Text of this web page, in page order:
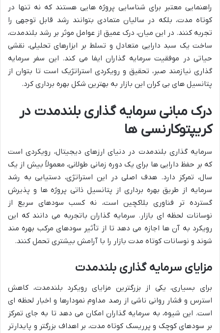
راهنمایی معتبر برای شناسایی پروژه هایی هستند که نه تنها در
کوتاه مدت، بلکه در سالیان متمادی بتوانند رشد قابل توجهی را
تجربه کنند. در این میان، درک عمیق از عوامل موثر بر رشد بلندمدت،
ساخت یک سبد دارایی متعادل و تسلط بر ابزارهای تحلیلی، نقشی
حیاتی در موفقیت سرمایه گذاران ایفا می کند. این سفر سرمایه
گذاری نیازمند صبر، تحقیق و رویکردی استراتژیک است تا بتوان از
پتانسیل های بی کران این بازار به بهترین شکل بهره برداری کرد.
درک مبانی سرمایه گذاری بلندمدت در
کریپتوکارنسی ها
سرمایه گذاری بلندمدت در دنیای ارزهای دیجیتال، رویکردی است
که بر حفظ دارایی ها برای یک دوره زمانی طولانی، معمولاً بیش از یک
سال، تمرکز دارد. هدف اصلی در این استراتژی، دستیابی به رشد
سرمایه از طریق بهره برداری از پتانسیل ذاتی پروژه ها و پذیرش
گسترده تر فناوری بلاکچین است، نه کسب سودهای سریع از
نوسانات لحظه ای بازار. سرمایه گذاران باتجربه می دانند که این
رویکرد به آن ها اجازه می دهد تا از تأثیر سودهای مرکب بهره مند
شوند و نوسانات کوتاه مدت بازار را با آرامش بیشتری تحمل کنند.
مزایای سرمایه گذاری بلندمدت
برای بسیاری، یکی از بزرگترین مزایای رویکرد بلندمدت، کاهش
استرس و فشار روانی ناشی از رصد مداوم نمودارها و اخبار لحظه ای
است. این شیوه، به سرمایه گذاران امکان می دهد تا به جای تمرکز
بر سودهای کوچک و پرریسک کوتاه مدت، بر اهداف بزرگتر و پایدارتر